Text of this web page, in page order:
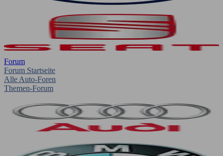
Forum
Forum Startseite
Alle Auto-Foren
Themen-Forum